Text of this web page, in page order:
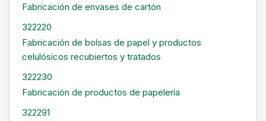
Fabricación de envases de cartón
322220
Fabricación de bolsas de papel y productos
celulósicos recubiertos y tratados
322230
Fabricación de productos de papelería
322291